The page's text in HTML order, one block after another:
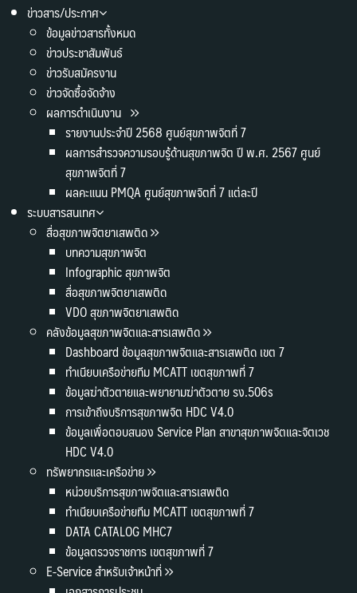
ข่าวสาร/ประกาศ
ข้อมูลข่าวสารทั้งหมด
ข่าวประชาสัมพันธ์
ข่าวรับสมัครงาน
ข่าวจัดซื้อจัดจ้าง
ผลการดำเนินงาน
รายงานประจำปี 2568 ศูนย์สุขภาพจิตที่ 7
ผลการสำรวจความรอบรู้ด้านสุขภาพจิต ปี พ.ศ. 2567 ศูนย์
สุขภาพจิตที่ 7
ผลคะแนน PMQA ศูนย์สุขภาพจิตที่ 7 แต่ละปี
ระบบสารสนเทศ
สื่อสุขภาพจิตยาเสพติด
บทความสุขภาพจิต
Infographic สุขภาพจิต
สื่อสุขภาพจิตยาเสพติด
VDO สุขภาพจิตยาเสพติด
คลังข้อมูลสุขภาพจิตและสารเสพติด
Dashboard ข้อมูลสุขภาพจิตและสารเสพติด เขต 7
ทำเนียบเครือข่ายทีม MCATT เขตสุขภาพที่ 7
ข้อมูลฆ่าตัวตายและพยายามฆ่าตัวตาย รง.506s
การเข้าถึงบริการสุขภาพจิต HDC V4.0
ข้อมูลเพื่อตอบสนอง Service Plan สาขาสุขภาพจิตและจิตเวช
HDC V4.0
ทรัพยากรและเครือข่าย
หน่วยบริการสุขภาพจิตและสารเสพติด
ทำเนียบเครือข่ายทีม MCATT เขตสุขภาพที่ 7
DATA CATALOG MHC7
ข้อมูลตรวจราชการ เขตสุขภาพที่ 7
E-Service สำหรับเจ้าหน้าที่